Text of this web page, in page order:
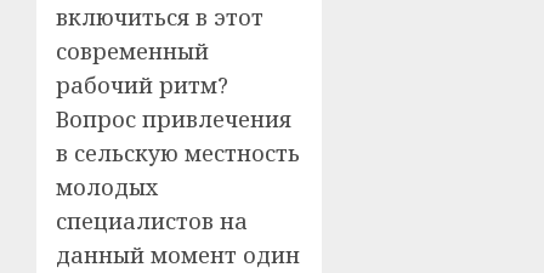
включиться в этот
современный
рабочий ритм?
Вопрос привлечения
в сельскую местность
молодых
специалистов на
данный момент один